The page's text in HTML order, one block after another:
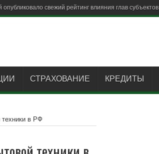
опубликовало свежий рейтинг влияния глав
СТРАХОВАНИЕ КРЕДИТЫ
техники в РФ